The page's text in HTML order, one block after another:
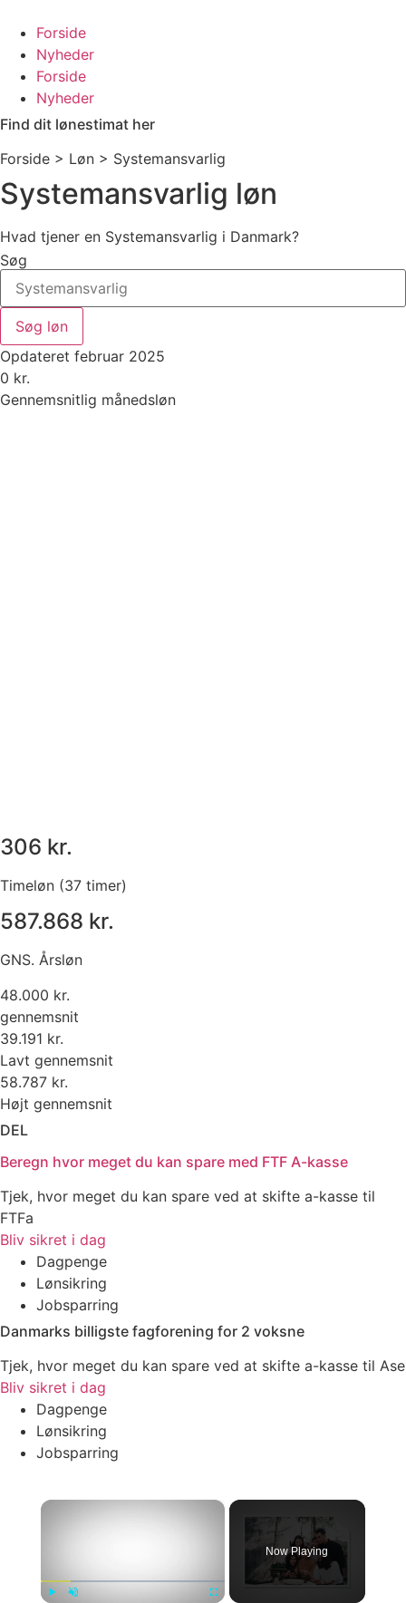
indhold
Forside
Nyheder
Forside
Nyheder
Find dit lønestimat her
Forside > Løn > Systemansvarlig
Systemansvarlig løn
Hvad tjener en Systemansvarlig i Danmark?
Søg
Søg løn
Opdateret februar 2025
0 kr.
Gennemsnitlig månedsløn
306 kr.
Timeløn (37 timer)
587.868 kr.
GNS. Årsløn
48.000 kr.
gennemsnit
39.191 kr.
Lavt gennemsnit
58.787 kr.
Højt gennemsnit
DEL
Beregn hvor meget du kan spare med FTF A-kasse
Tjek, hvor meget du kan spare ved at skifte a-kasse til
FTFa
Bliv sikret i dag
Dagpenge
Lønsikring
Jobsparring
Danmarks billigste fagforening for 2 voksne
Tjek, hvor meget du kan spare ved at skifte a-kasse til Ase
Bliv sikret i dag
Dagpenge
Lønsikring
Jobsparring
×
Now Playing